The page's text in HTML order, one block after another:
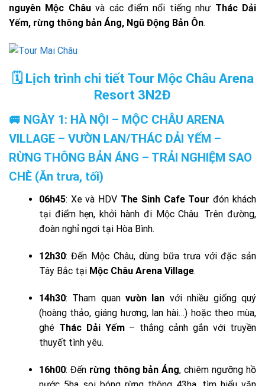
nguyên Mộc Châuvà các điểm nổi tiếng như Thác Dải
Yếm, rừng thông bản Áng, Ngũ Động Bản Ôn.
🗓️ Lịch trình chi tiết Tour Mộc Châu Arena
Resort 3N2Đ
🚐 NGÀY 1: HÀ NỘI – MỘC CHÂU ARENA
VILLAGE – VƯỜN LAN/THÁC DẢI YẾM –
RỪNG THÔNG BẢN ÁNG – TRẢI NGHIỆM SAO
CHÈ (Ăn trưa, tối)
06h45: Xe và HDV The Sinh Cafe Tour đón khách
tại điểm hẹn, khởi hành đi Mộc Châu. Trên đường,
đoàn nghỉ ngơi tại Hòa Bình.
12h30: Đến Mộc Châu, dùng bữa trưa với đặc sản
Tây Bắc tại Mộc Châu Arena Village.
14h30: Tham quan vườn lan với nhiều giống quý
(hoàng thảo, giáng hương, lan hài…) hoặc theo mùa,
ghé Thác Dải Yếm– thắng cảnh gắn với truyền
thuyết tình yêu.
16h00: Đến rừng thông bản Áng, chiêm ngưỡng hồ